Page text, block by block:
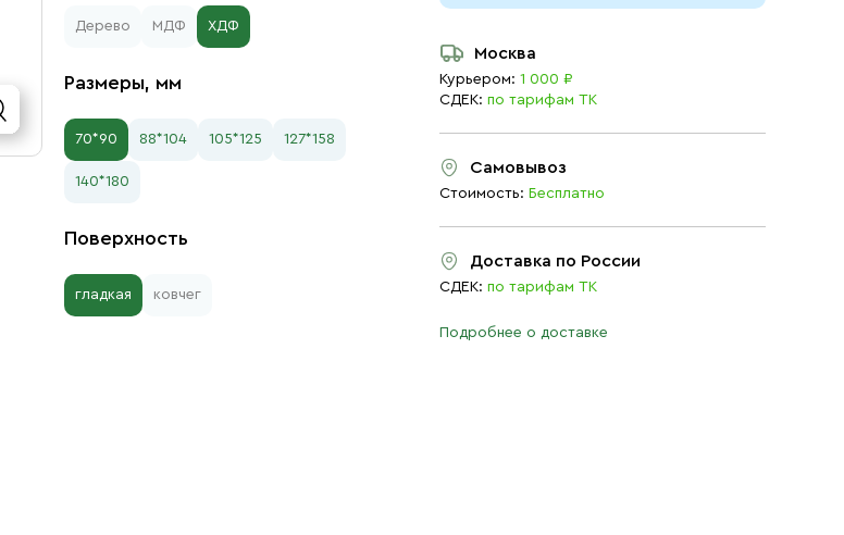
Дерево МДФ ХДФ
Размеры, мм
70*90 88*104 105*125 127*158
140*180
Поверхность
гладкая ковчег
Москва
Курьером: 1 000 ₽
СДЕК: по тарифам ТК
Самовывоз
Стоимость: Бесплатно
Доставка по России
СДЕК: по тарифам ТК
Подробнее о доставке